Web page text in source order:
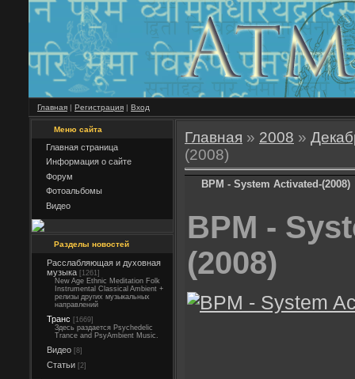
Главная | Регистрация | Вход
Меню сайта
Главная страница
Информация о сайте
Форум
Фотоальбомы
Видео
Разделы новостей
Расслабляющая и духовная
музыка [1261]
New Age Ethnic Meditation Folk
Instrumental Classical Ambient +
релизы других музыкальных
направлений
Транс [1669]
Здесь раздается Psychedelic
Trance and PsyAmbient Music.
Видео [8]
Статьи [2]
Главная » 2008 »
(2008)
BPM - System Activated-(2008)
BPM -
(2008)